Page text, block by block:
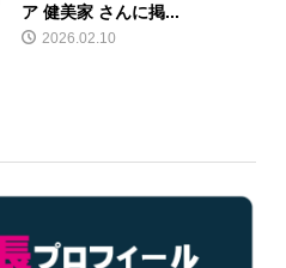
ア 健美家 さんに掲...
2026.02.10